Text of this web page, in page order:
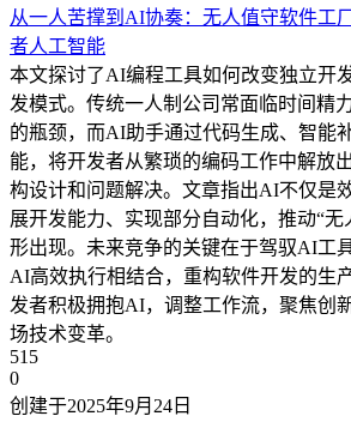
从一人苦撑到AI协奏：无人值守软件工
者人工智能
本文探讨了AI编程工具如何改变独立开
发模式。传统一人制公司常面临时间精
的瓶颈，而AI助手通过代码生成、智能
能，将开发者从繁琐的编码工作中解放
构设计和问题解决。文章指出AI不仅是
展开发能力、实现部分自动化，推动“无
形出现。未来竞争的关键在于驾驭AI工
AI高效执行相结合，重构软件开发的生
发者积极拥抱AI，调整工作流，聚焦创
场技术变革。
515
0
创建于2025年9月24日